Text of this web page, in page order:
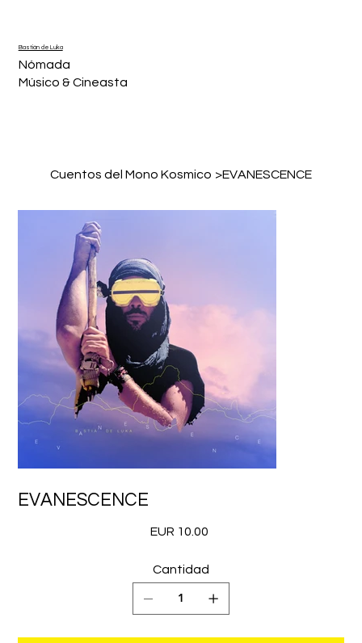
Bastián de Luka
Nómada
Músico & Cineasta
Cuentos del Mono Kosmico >EVANESCENCE
EVANESCENCE
Precio
EUR 10.00
Cantidad